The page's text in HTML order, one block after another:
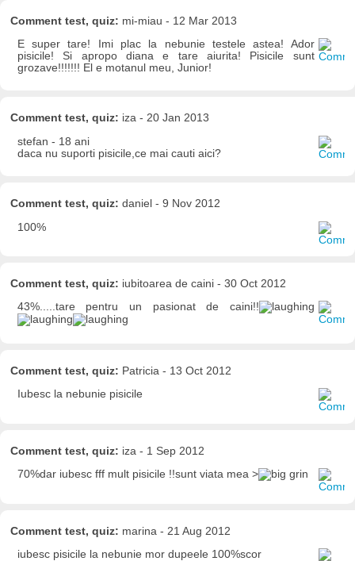
Comment test, quiz: mi-miau - 12 Mar 2013
E super tare! Imi plac la nebunie testele astea! Ador
pisicile! Si apropo diana e tare aiurita! Pisicile sunt
grozave!!!!!!! El e motanul meu, Junior!
Comment test, quiz: iza - 20 Jan 2013
stefan - 18 ani
daca nu suporti pisicile,ce mai cauti aici?
Comment test, quiz: daniel - 9 Nov 2012
100%
Comment test, quiz: iubitoarea de caini - 30 Oct 2012
43%.....tare pentru un pasionat de caini!!
Comment test, quiz: Patricia - 13 Oct 2012
Iubesc la nebunie pisicile
Comment test, quiz: iza - 1 Sep 2012
70%dar iubesc fff mult pisicile !!sunt viata mea >
Comment test, quiz: marina - 21 Aug 2012
iubesc pisicile la nebunie mor dupeele 100%scor